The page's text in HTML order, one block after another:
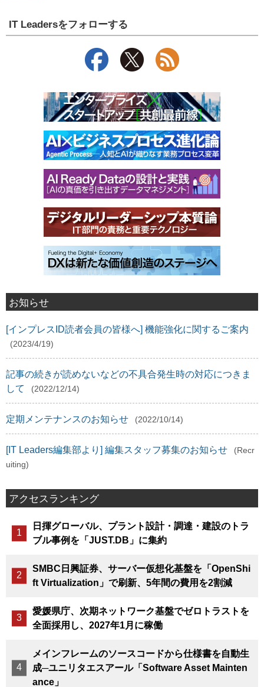
IT Leadersをフォローする
お知らせ
[インプレスID読者会員の皆様へ] 機能強化に関するご案内
(2023/4/19)
記事の続きが読めないなどの不具合発生時の対応につきま
して
(2022/12/14)
定期メンテナンスのお知らせ (2022/10/14)
[IT Leaders編集部より] 編集スタッフ募集のお知らせ
(Recr
uiting)
アクセスランキング
日揮グローバル、プラント設計・調達・建設のトラ
ブル事例を「JUST.DB」に集約
SMBC日興証券、サーバー仮想化基盤を「OpenShi
ft Virtualization」で刷新、5年間の費用を2割減
愛媛県庁、次期ネットワーク基盤でゼロトラストを
全面採用し、2027年1月に稼働
メインフレームのソースコードから仕様書を自動生
成─ユニリタエスアール「Software Asset Mainten
ance」